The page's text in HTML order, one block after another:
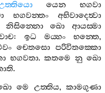
යෙන
භගවා
භගවන‍්තං
අභිවාදෙත්‍වා
නිසින‍්නො ඛො
ආයස‍්මා
: ඉධ මය‍්හං භන‍්තෙ,
චෙතසො පරිවිතක‍්කො
භගවතා.කතමෙ නු ඛො
.
මෙ උත‍්තිය,කාමගුණා